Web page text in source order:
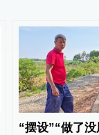
“摆设”“做了